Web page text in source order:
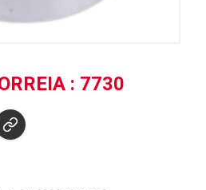
: 7730